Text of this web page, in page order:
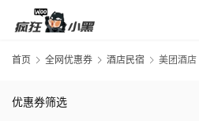
口
券
首页 全网优惠券 酒店民宿 美团酒店
优惠券筛选